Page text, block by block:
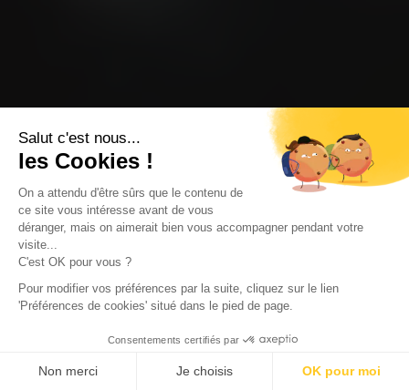
Salut c'est nous...
les Cookies !
On a attendu d'être sûrs que le contenu de
ce site vous intéresse avant de vous
déranger, mais on aimerait bien vous accompagner pendant votre
visite...
C'est OK pour vous ?
Pour modifier vos préférences par la suite, cliquez sur le lien
'Préférences de cookies' situé dans le pied de page.
Consentements certifiés par
Non merci Je choisis OK pour moi